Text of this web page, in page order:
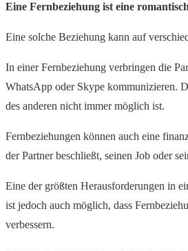
Eine Fernbeziehung ist eine
Eine solche Beziehung kann auf
In einer Fernbeziehung verbringen die
WhatsApp oder Skype kommunizieren.
des anderen nicht immer möglich ist.
Fernbeziehungen können auch eine
der Partner beschließt, seinen Job oder
Eine der größten Herausforderungen in
ist jedoch auch möglich, dass
verbessern.